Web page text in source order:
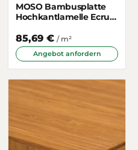
MOSO Bambusplatte
Hochkantlamelle Ecru
85,69 € / m²
Angebot anfordern